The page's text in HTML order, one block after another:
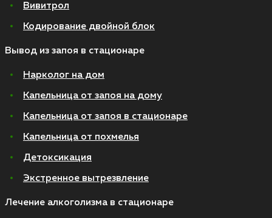
Вивитрол
Кодирование двойной блок
Вывод из запоя в стационаре
Нарколог на дом
Капельница от запоя на дому
Капельница от запоя в стационаре
Капельница от похмелья
Детоксикация
Экстренное вытрезвление
Лечение алкоголизма в стационаре